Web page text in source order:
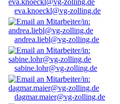
eva.knoeckl@vg-zolling.de
andrea.liebl@vg-zolling.de
sabine.lohr@vg-zolling.de
dagmar.maier@vg-zolling.de